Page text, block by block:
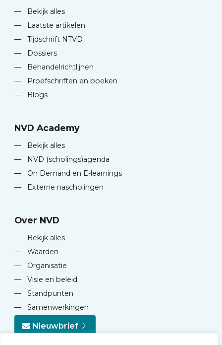
—
Bekijk alles
—
Laatste artikelen
—
Tijdschrift NTVD
—
Dossiers
—
Behandelrichtlijnen
—
Proefschriften en boeken
—
Blogs
NVD Academy
—
Bekijk alles
—
NVD (scholings)agenda
—
On Demand en E-learnings
—
Externe nascholingen
Over NVD
—
Bekijk alles
—
Waarden
—
Organisatie
—
Visie en beleid
—
Standpunten
—
Samenwerkingen
Nieuwbrief